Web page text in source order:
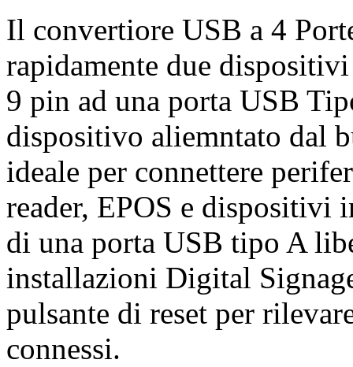
Il convertiore USB a 4
rapidamente due
9 pin ad una porta USB
dispositivo aliemntato dal
ideale per connettere
reader, EPOS e dispositivi
di una porta USB tipo A
installazioni Digital
pulsante di reset per
connessi.